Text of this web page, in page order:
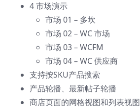
4 市场演示
市场 01 – 多坎
市场 02 – WC 市场
市场 03 – WCFM
市场 04 – WC 供应商
支持按SKU产品搜索
产品轮播、最新帖子轮播
商店页面的网格视图和列表视图